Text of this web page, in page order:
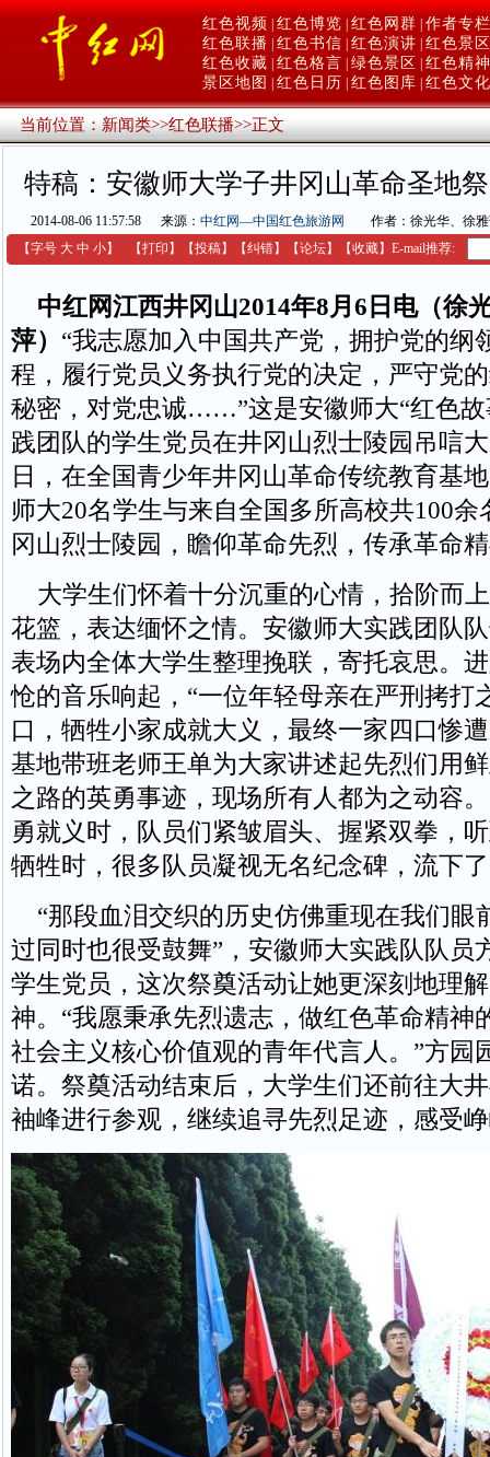
红色视频 红色博览 红色网群 作者专栏
红色联播 红色书信 红色演讲 红色景区
红色收藏 红色格言 绿色景区
红色精神
景区地图
红色日历 红色图库 红色文化
当前位置：新闻类>>红色联播>>正文
特稿：安徽师大学子井冈山革命圣地
2014-08-06 11:57:58 来源： 中红网—中国红色旅游网
作者：徐光华、徐
【字号 大 中 小】 【打印 】 【投稿】 【纠错】 【论坛】 【收藏】 E-mail推荐:
中红网江西井冈山2014年8月6日电（徐
萍） “我志愿加入中国共产党，拥护党的纲
程，履行党员义务执行党的决定，严守党
秘密，对党忠诚……”这是安徽师大“红色故
践团队的学生党员在井冈山烈士陵园吊唁
日，在全国青少年井冈山革命传统教育基
师大20名学生与来自全国多所高校共100余
冈山烈士陵园，瞻仰革命先烈，传承革命
大学生们怀着十分沉重的心情，拾阶而
花篮，表达缅怀之情。安徽师大实践团队
表场内全体大学生整理挽联，寄托哀思。
怆的音乐响起，“一位年轻母亲在严刑拷打
口，牺牲小家成就大义，最终一家四口惨
基地带班老师王单为大家讲述起先烈们用
之路的英勇事迹，现场所有人都为之动容
勇就义时，队员们紧皱眉头、握紧双拳，
牺牲时，很多队员凝视无名纪念碑，流下
“那段血泪交织的历史仿佛重现在我们眼
过同时也很受鼓舞”，安徽师大实践队队员
学生党员，这次祭奠活动让她更深刻地理
神。“我愿秉承先烈遗志，做红色革命精神
社会主义核心价值观的青年代言人。”方园
诺。祭奠活动结束后，大学生们还前往大
袖峰进行参观，继续追寻先烈足迹，感受